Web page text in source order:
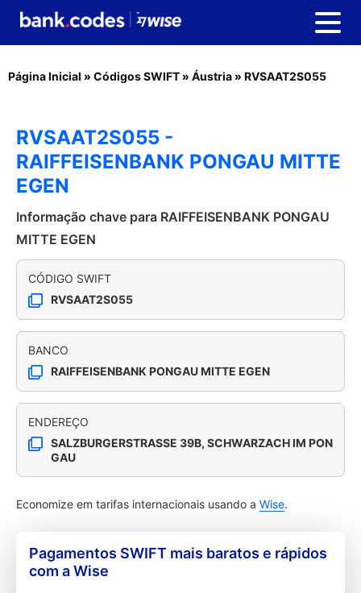
Página Inicial » Códigos SWIFT » Áustria » RVSAAT2S055
RVSAAT2S055 -
RAIFFEISENBANK PONGAU MITTE
EGEN
Informação chave para RAIFFEISENBANK PONGAU
MITTE EGEN
CÓDIGO SWIFT
RVSAAT2S055
BANCO
RAIFFEISENBANK PONGAU MITTE EGEN
ENDEREÇO
SALZBURGERSTRASSE 39B, SCHWARZACH IM PON
GAU
Economize em tarifas internacionais usando a Wise.
Pagamentos SWIFT mais baratos e rápidos
com a Wise